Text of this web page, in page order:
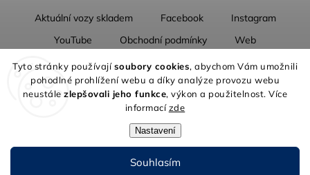
Tyto stránky používajísoubory cookies, abychom Vám umožnili
pohodlné prohlížení webu a díky analýze provozu webu
neustálezlepšovali jeho funkce, výkon a použitelnost. Více
informacízde
Nastavení
Souhlasím
Aktuální vozy skladem Facebook
Instagram
YouTube
Obchodní podmínky
Web
O nás
Copyright 2026Blue Rent | Na cestách jako doma. Všechna práva